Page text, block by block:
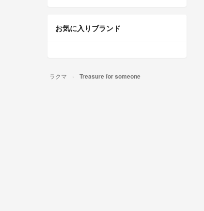
お気に入りブランド
ラクマ Treasure for someone